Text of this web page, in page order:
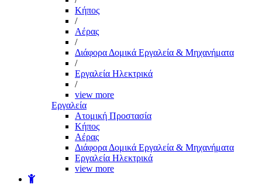
Kήπος
/
Αέρας
/
Διάφορα Δομικά Εργαλεία & Μηχανήματα
/
Εργαλεία Ηλεκτρικά
/
view more
Εργαλεία
Aτομική Προστασία
Kήπος
Αέρας
Διάφορα Δομικά Εργαλεία & Μηχανήματα
Εργαλεία Ηλεκτρικά
view more